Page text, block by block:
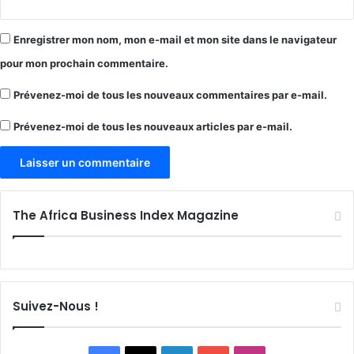
Enregistrer mon nom, mon e-mail et mon site dans le navigateur
pour mon prochain commentaire.
Prévenez-moi de tous les nouveaux commentaires par e-mail.
Prévenez-moi de tous les nouveaux articles par e-mail.
The Africa Business Index Magazine
Suivez-Nous !